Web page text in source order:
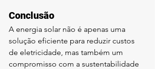
Conclusão
A energia solar não é apenas uma
solução eficiente para reduzir custos
de eletricidade, mas também um
compromisso com a sustentabilidade